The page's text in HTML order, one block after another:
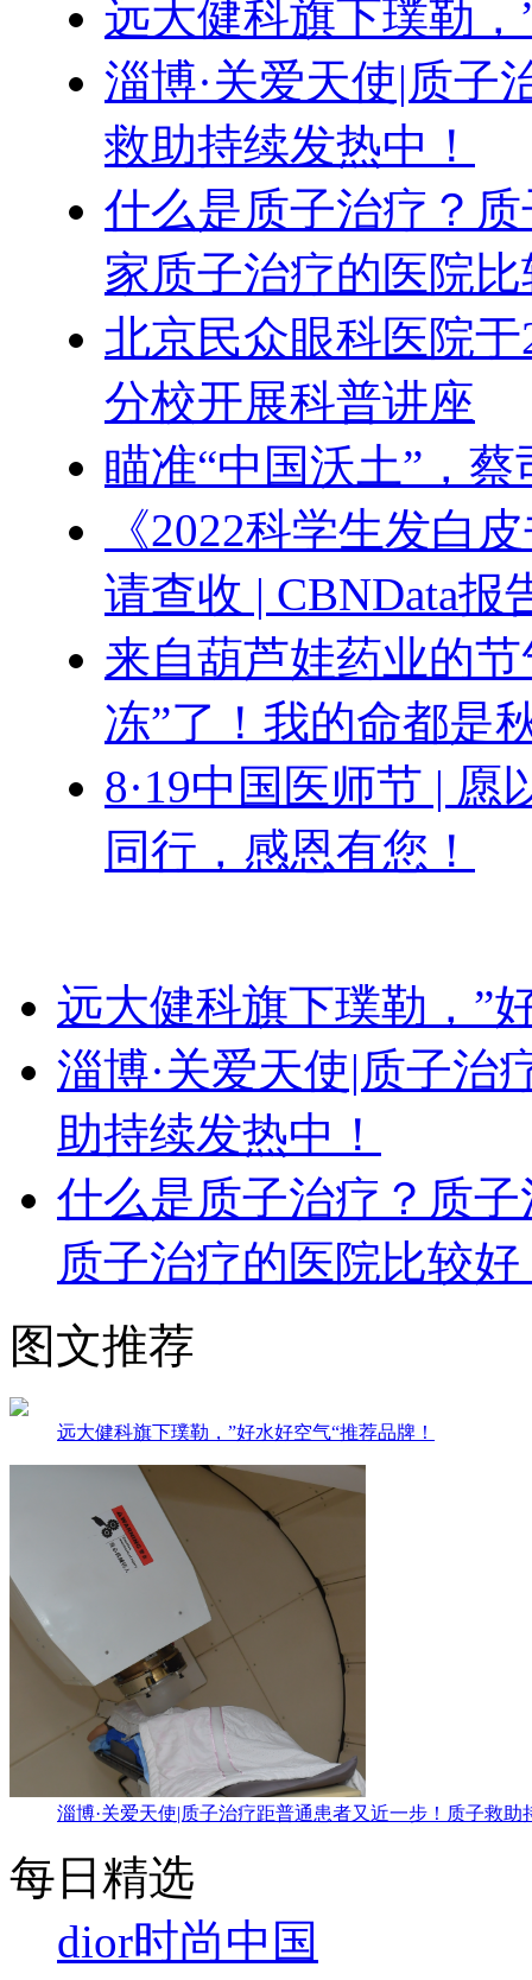
远大健科旗下璞勒
淄博·关爱天使|质子
救助持续发热中！
什么是质子治疗？
家质子治疗的医院
北京民众眼科医院
分校开展科普讲座
瞄准“中国沃土”，
《2022科学生发白
请查收 | CBNData报
来自葫芦娃药业的
冻”了！我的命都是
8·19中国医师节 | 愿
同行，感恩有您！
远大健科旗下璞勒，”
淄博·关爱天使|质子治
助持续发热中！
什么是质子治疗？质
质子治疗的医院比较好
图文推荐
远大健科旗下璞勒，”好水好空气“推荐品牌！
淄博·关爱天使|质子治疗距普通患者又近一步！质子救助
每日精选
dior时尚中国